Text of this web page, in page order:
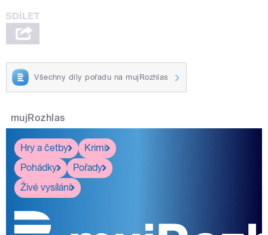
Všechny díly pořadu na mujRozhlas
mujRozhlas
Hry a četby
Krimi
Pohádky
Pořady
Živé vysílání